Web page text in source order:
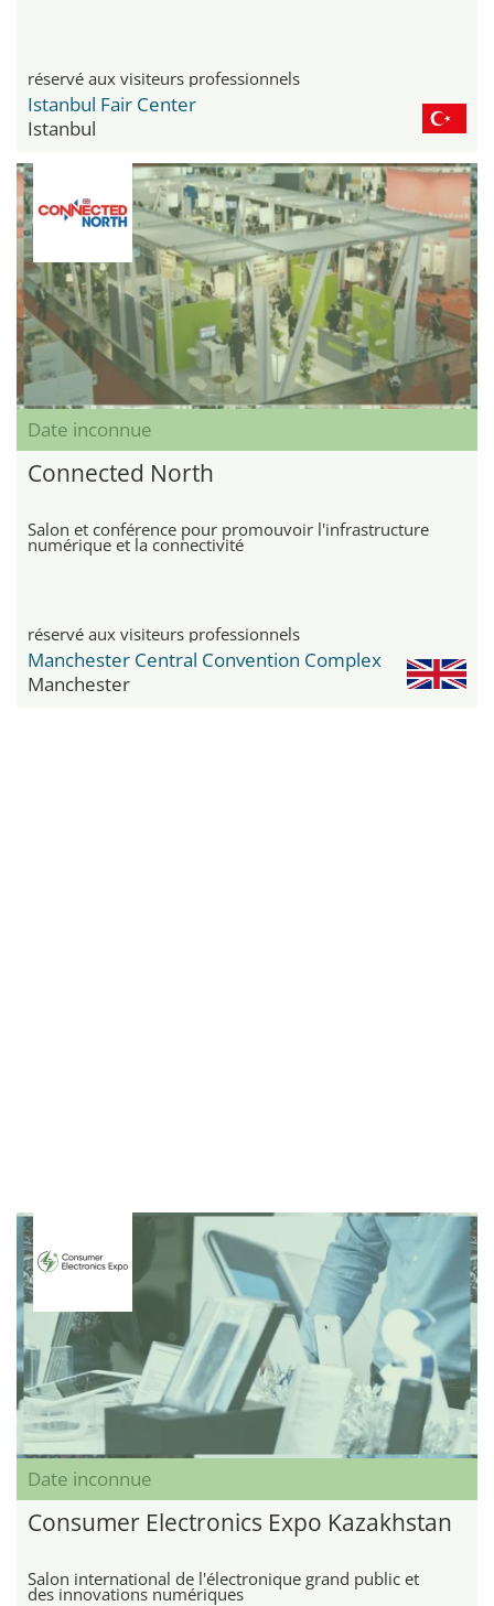
réservé aux visiteurs professionnels
Istanbul Fair Center
Istanbul
Date inconnue
Connected North
Salon et conférence pour promouvoir l'infrastructure
numérique et la connectivité
réservé aux visiteurs professionnels
Manchester Central Convention Complex
Manchester
Date inconnue
Consumer Electronics Expo Kazakhstan
Salon international de l'électronique grand public et
des innovations numériques